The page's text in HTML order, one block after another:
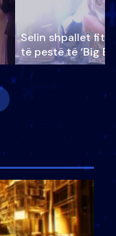
Selin shpallet
të pestë të ‘Big